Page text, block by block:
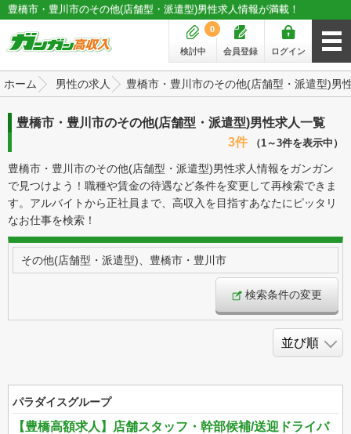
豊橋市・豊川市のその他(店舗型・派遣型)男性求人情報が満載！
ログイン
会員登録
検討中
0
ホーム 男性の求人 豊橋市・豊川市のその他(店舗型・派遣型)男
豊橋市・豊川市のその他(店舗型・派遣型)男性求人一覧
3件
（1～3件を表示中）
豊橋市・豊川市のその他(店舗型・派遣型)男性求人情報をガンガン
で見つけよう！職種や賃金の待遇など条件を変更して再検索できま
す。アルバイトから正社員まで、高収入を目指すあなたにピッタリ
なお仕事を検索！
その他(店舗型・派遣型)、豊橋市・豊川市
検索条件の変更
パラダイスグループ
【豊橋高額求人】店舗スタッフ・幹部候補/送迎ドライバ